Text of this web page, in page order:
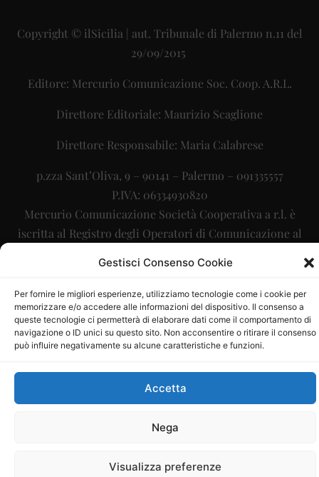
Gestisci Consenso Cookie
Per fornire le migliori esperienze, utilizziamo tecnologie come i cookie per
memorizzare e/o accedere alle informazioni del dispositivo. Il consenso a
queste tecnologie ci permetterà di elaborare dati come il comportamento di
navigazione o ID unici su questo sito. Non acconsentire o ritirare il consenso
può influire negativamente su alcune caratteristiche e funzioni.
Accetta
Nega
Visualizza preferenze
Copyright © ilSicilia | aut. Tribunale di Palermo n.11 del
29/09/2015
Editore: Mercurio Comunicazione Soc. Coop. A.R.L.
Direttore Editoriale: Maurizio Scaglione
Direttore Responsabile: Maria Calabrese
p.zza Sant’Oliva, 9 – 90141 – Palermo – 091335557
P.IVA: 06334930820
Mercurio Comunicazione Società Cooperativa a r.l. è
iscritta al Registro degli Operatori di Comunicazione al